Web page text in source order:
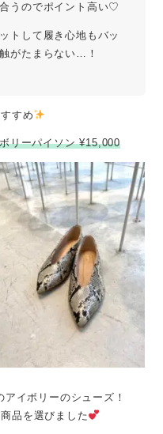
うのでポイント高い♡
トして履き心地もバッ
がたまらない…！
すめ
リーパイソン ¥15,000
イボリーのシューズ！
品を選びました